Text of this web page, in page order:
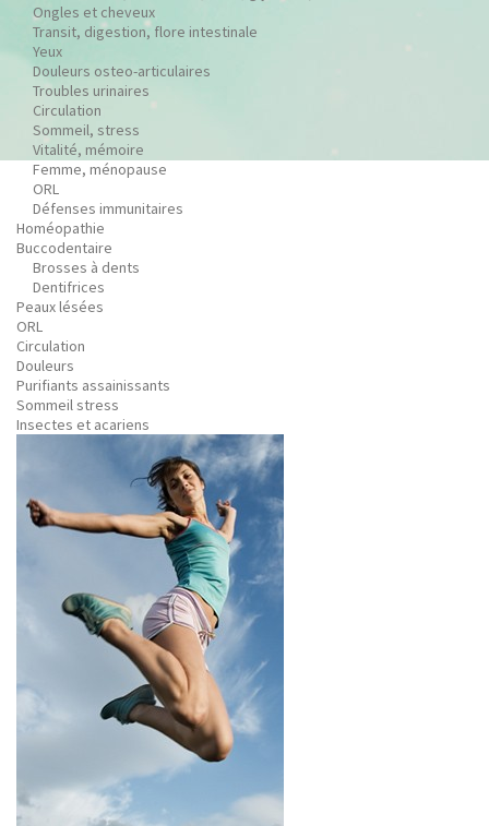
Ongles et cheveux
Transit, digestion, flore intestinale
Yeux
Douleurs osteo-articulaires
Troubles urinaires
Circulation
Sommeil, stress
Vitalité, mémoire
Femme, ménopause
ORL
Défenses immunitaires
Homéopathie
Buccodentaire
Brosses à dents
Dentifrices
Peaux lésées
ORL
Circulation
Douleurs
Purifiants assainissants
Sommeil stress
Insectes et acariens